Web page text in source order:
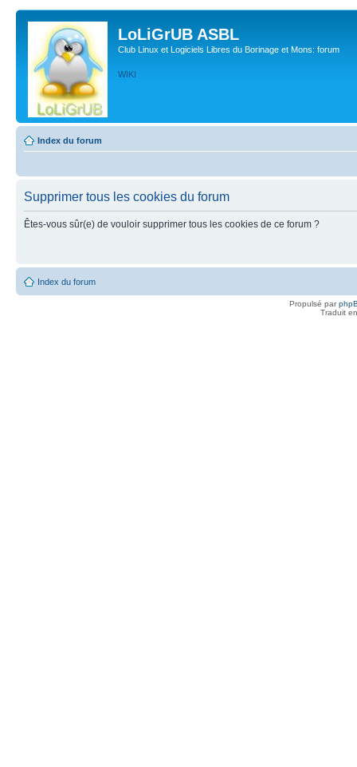
LoLiGrUB ASBL
Club Linux et Logiciels Libres du Borinage et Mons: forum
WIKI
Index du forum
Supprimer tous les cookies du forum
Êtes-vous sûr(e) de vouloir supprimer tous les cookies de ce forum ?
Index du forum
Propulsé par
Traduit